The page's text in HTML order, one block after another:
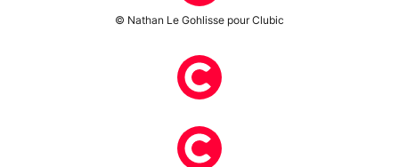
© Nathan Le Gohlisse pour Clubic